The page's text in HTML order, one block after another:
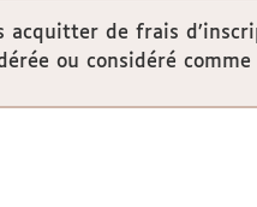
acquitter de frais
ou considéré